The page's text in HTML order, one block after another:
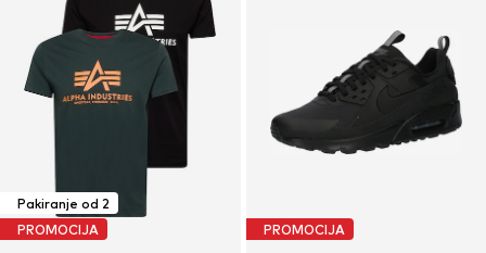
Pakiranje od 2
PROMOCIJA
PROMOCIJA